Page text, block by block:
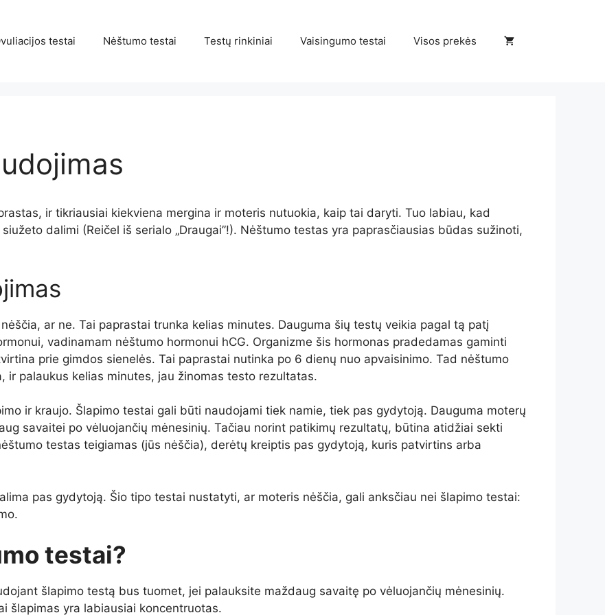
testai Nėštumo testai Testų rinkiniai Vaisingumo testai Visos prekės
ir tikriausiai kiekviena mergina ir moteris nutuokia, kaip tai daryti. Tuo labiau, kad
dalimi (Reičel iš serialo „Draugai”!). Nėštumo testas yra paprasčiausias būdas sužinoti,
ar ne. Tai paprastai trunka kelias minutes. Dauguma šių testų veikia pagal tą patį
vadinamam nėštumo hormonui hCG. Organizme šis hormonas pradedamas gaminti
prie gimdos sienelės. Tai paprastai nutinka po 6 dienų nuo apvaisinimo. Tad nėštumo
palaukus kelias minutes, jau žinomas testo rezultatas.
ir kraujo. Šlapimo testai gali būti naudojami tiek namie, tiek pas gydytoją. Dauguma moterų
savaitei po vėluojančių mėnesinių. Tačiau norint patikimų rezultatų, būtina atidžiai sekti
testas teigiamas (jūs nėščia), derėtų kreiptis pas gydytoją, kuris patvirtins arba
pas gydytoją. Šio tipo testai nustatyti, ar moteris nėščia, gali anksčiau nei šlapimo testai:
testai?
šlapimo testą bus tuomet, jei palauksite maždaug savaitę po vėluojančių mėnesinių.
šlapimas yra labiausiai koncentruotas.